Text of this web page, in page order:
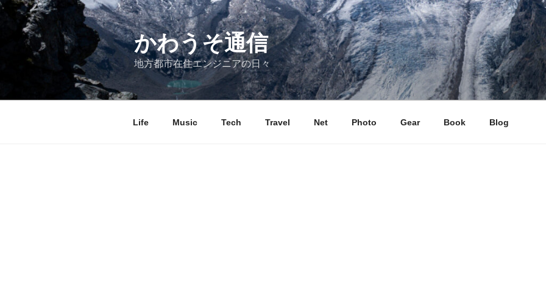
コ
かわうそ通信
地方都市在住エンジニアの日々
Life Music Tech Travel Net Photo Gear Book Blog